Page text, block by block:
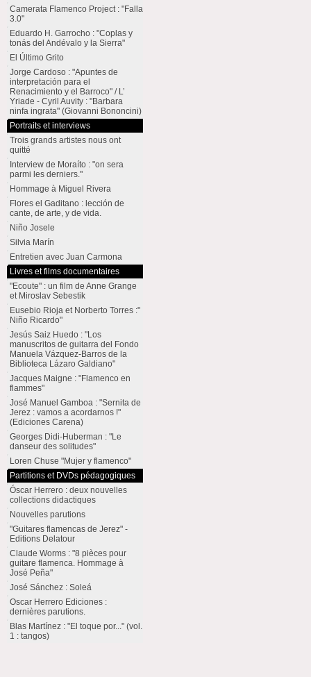
Camerata Flamenco Project : "Falla
3.0"
Eduardo H. Garrocho : "Coplas y
tonás del Andévalo y la Sierra"
El Último Grito
Jorge Cardoso : "Apuntes de
interpretación para el
Renacimiento y el Barroco" / L’
Yriade - Cyril Auvity : "Barbara
ninfa ingrata" (Giovanni Bononcini)
Portraits et interviews
Trois grands artistes nous ont
quitté
Interview de Moraíto : "on sera
parmi les derniers."
Hommage à Miguel Rivera
Flores el Gaditano : lección de
cante, de arte, y de vida.
Niño Josele
Silvia Marín
Entretien avec Juan Carmona
Livres et films documentaires
"Ecoute" : un film de Anne Grange
et Miroslav Sebestik
Eusebio Rioja et Norberto Torres :"
Niño Ricardo"
Jesús Saiz Huedo : "Los
manuscritos de guitarra del Fondo
Manuela Vázquez-Barros de la
Biblioteca Lázaro Galdiano"
Jacques Maigne : "Flamenco en
flammes"
José Manuel Gamboa : "Sernita de
Jerez : vamos a acordarnos !"
(Ediciones Carena)
Georges Didi-Huberman : "Le
danseur des solitudes"
Loren Chuse "Mujer y flamenco"
Partitions et DVDs pédagogiques
Óscar Herrero : deux nouvelles
collections didactiques
Nouvelles parutions
"Guitares flamencas de Jerez" -
Editions Delatour
Claude Worms : "8 pièces pour
guitare flamenca. Hommage à
José Peña"
José Sánchez : Soleá
Oscar Herrero Ediciones :
dernières parutions.
Blas Martínez : "El toque por..." (vol.
1 : tangos)